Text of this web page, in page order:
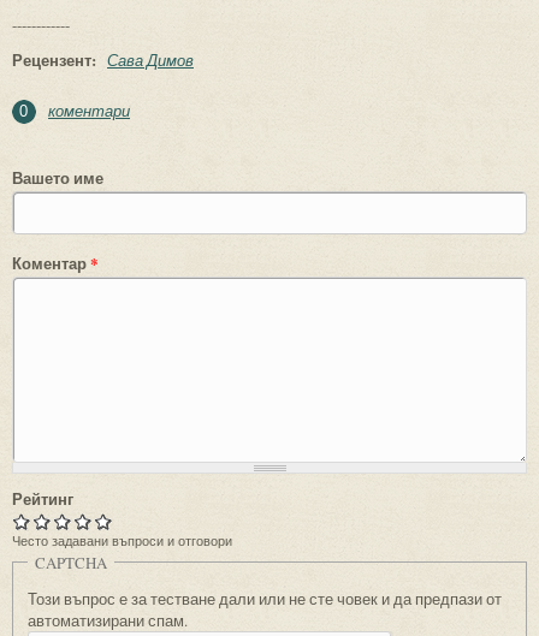
------------
Рецензент: Сава Димов
0 коментари
Вашето име
Коментар*
Рейтинг
Често задавани въпроси и отговори
CAPTCHA
Този въпрос е за тестване дали или не сте човек и да предпази от
автоматизирани спам.